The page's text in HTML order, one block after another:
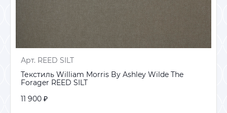
Арт. REED SILT
Текстиль William Morris By Ashley Wilde The
Forager REED SILT
11 900 ₽